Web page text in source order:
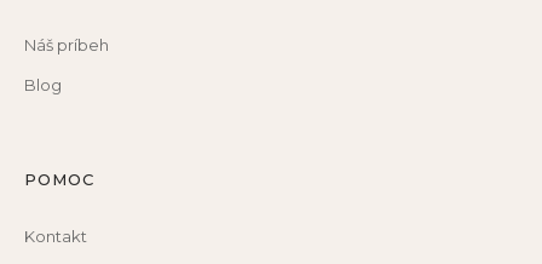
Náš príbeh
Blog
POMOC
Kontakt